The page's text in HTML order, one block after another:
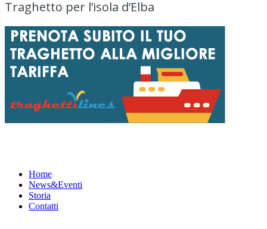
Traghetto per l’isola d’Elba
Home
News&Eventi
Storia
Contatti